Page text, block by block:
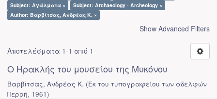
Subject: Αγάλματα ×
Subject: Archaeology - Archeology ×
Author: Βαρβίτσας, Ανδρέας Κ. ×
Show Advanced Filters
Αποτελέσματα 1-1 από 1
Ο Ηρακλής του μουσείου της Μυκόνου
Βαρβίτσας, Ανδρέας Κ. (Εκ του τυπογραφείου των αδελφών
Περρή, 1961)